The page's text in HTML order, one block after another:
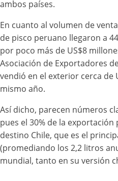
ambos países.
En cuanto al volumen de
de pisco peruano llegaron a
por poco más de US$8
Asociación de Exportadores
vendió en el exterior cerca de
mismo año.
Así dicho, parecen números
pues el 30% de la
destino Chile, que es el
(promediando los 2,2 litros
mundial, tanto en su versión